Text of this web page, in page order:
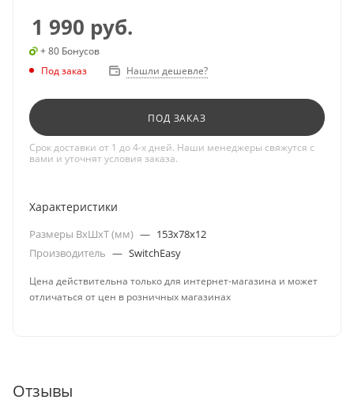
1 990 руб.
+ 80 Бонусов
Под заказ
Нашли дешевле?
ПОД ЗАКАЗ
Срок доставки от 1 до 4-х дней. Наши менеджеры свяжутся с
вами и уточнят условия заказа.
Характеристики
Размеры ВxШxТ (мм) — 153x78x12
Производитель — SwitchEasy
Цена действительна только для интернет-магазина и может
отличаться от цен в розничных магазинах
Отзывы